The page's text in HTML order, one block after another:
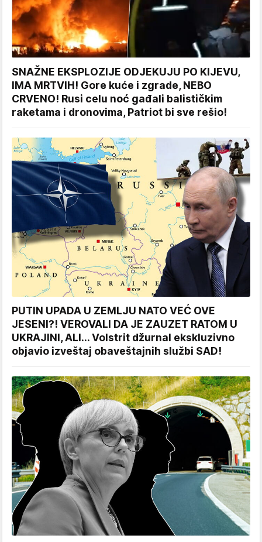
SNAŽNE EKSPLOZIJE ODJEKUJU PO KIJEVU,
IMA MRTVIH! Gore kuće i zgrade, NEBO
CRVENO! Rusi celu noć gađali balističkim
raketama i dronovima, Patriot bi sve rešio!
PUTIN UPADA U ZEMLJU NATO VEĆ OVE
JESENI?! VEROVALI DA JE ZAUZET RATOM U
UKRAJINI, ALI... Volstrit džurnal ekskluzivno
objavio izveštaj obaveštajnih službi SAD!